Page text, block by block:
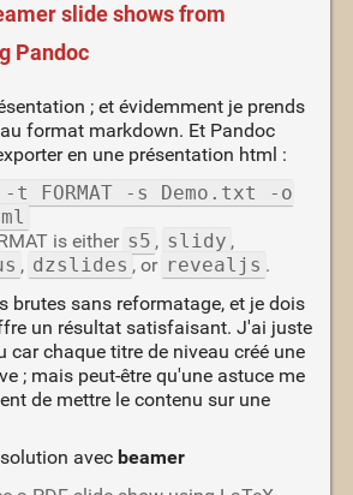
slide shows from
Pandoc
; et évidemment je prends
format markdown. Et Pandoc
en une présentation html :
-t FORMAT -s Demo.txt -o
is either s5 , slidy ,
, dzslides , or revealjs .
brutes sans reformatage, et je dois
un résultat satisfaisant. J'ai juste
car chaque titre de niveau créé une
; mais peut-être qu'une astuce me
de mettre le contenu sur une
avec beamer